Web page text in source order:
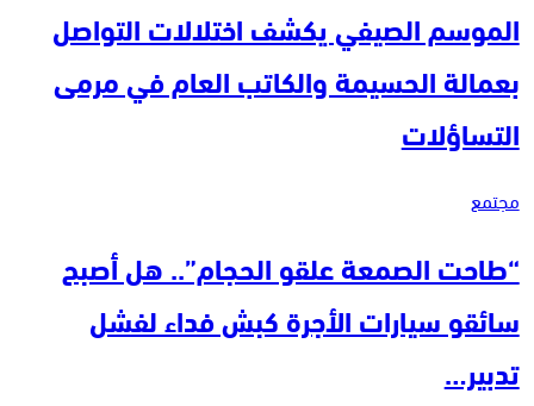
الموسم الصيفي يكشف اختلالات التواصل
بعمالة الحسيمة والكاتب العام في مرمى
التساؤلات
مجتمع
“طاحت الصمعة علقو الحجام”.. هل أصبح
سائقو سيارات الأجرة كبش فداء لفشل
تدبير…